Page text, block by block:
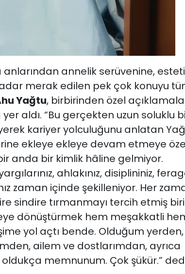
anlarından annelik serüvenine,
merak edilen pek çok konuyu
Yağtu, birbirinden özel
yer aldı. “Bu gerçekten uzun soluklu
kariyer yolculuğunu anlatan
ekleye ekleye devam etmeye
anda bir kimlik hâline gelmiyor.
ahlakınız, disiplininiz,
zaman içinde şekilleniyor. Her
sindire tırmanmayı tercih etmiş biri
dönüştürmek hem meşakkatli
yol açtı bende. Olduğum yerden,
ailem ve dostlarımdan, ayrıca
memnunum. Çok şükür.”